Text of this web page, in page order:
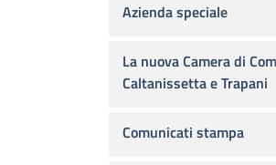
Azienda speciale
La nuova Camera di
Caltanissetta e Trapani
Comunicati stampa